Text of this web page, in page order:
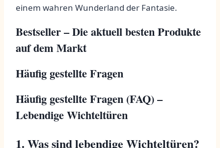
einem wahren Wunderland der Fantasie.
Bestseller – Die aktuell besten Produkte
auf dem Markt
Häufig gestellte Fragen
Häufig gestellte Fragen (FAQ) –
Lebendige Wichteltüren
1. Was sind lebendige Wichteltüren?